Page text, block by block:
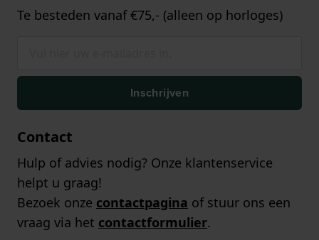
Te besteden vanaf €75,- (alleen op horloges)
Inschrijven
Contact
Hulp of advies nodig? Onze klantenservice
helpt u graag!
Bezoek onze contactpagina of stuur ons een
vraag via het contactformulier.